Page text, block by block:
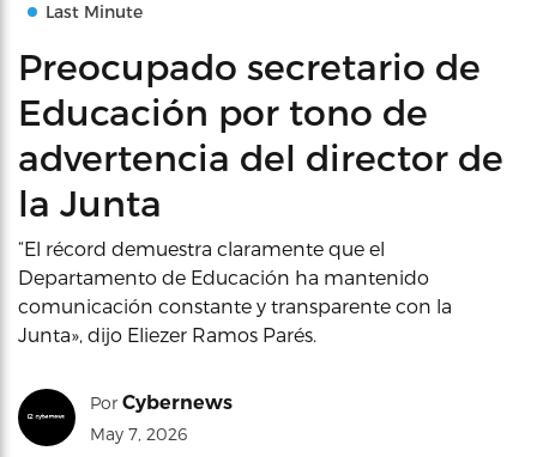
Last Minute
Preocupado secretario de
Educación por tono de
advertencia del director de
la Junta
“El récord demuestra claramente que el
Departamento de Educación ha mantenido
comunicación constante y transparente con la
Junta», dijo Eliezer Ramos Parés.
Por Cybernews
May 7, 2026